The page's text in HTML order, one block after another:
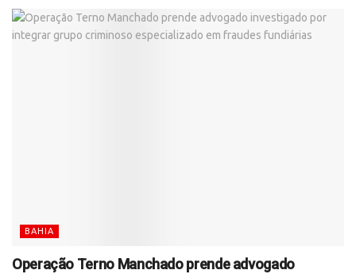
BAHIA
Operação Terno Manchado prende advogado